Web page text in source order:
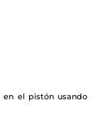
en el pistón usando